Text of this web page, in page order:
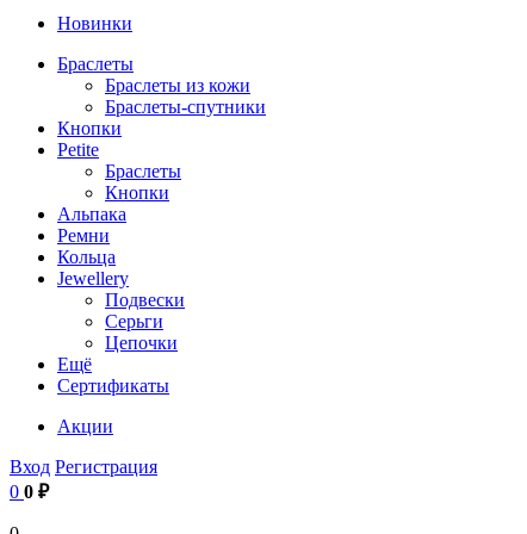
Новинки
Браслеты
Браслеты из кожи
Браслеты-спутники
Кнопки
Petite
Браслеты
Кнопки
Альпака
Ремни
Кольца
Jewellery
Подвески
Серьги
Цепочки
Ещё
Сертификаты
Акции
Вход Регистрация
0 0 ₽